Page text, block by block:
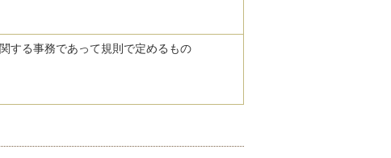
する事務であって規則で定めるもの